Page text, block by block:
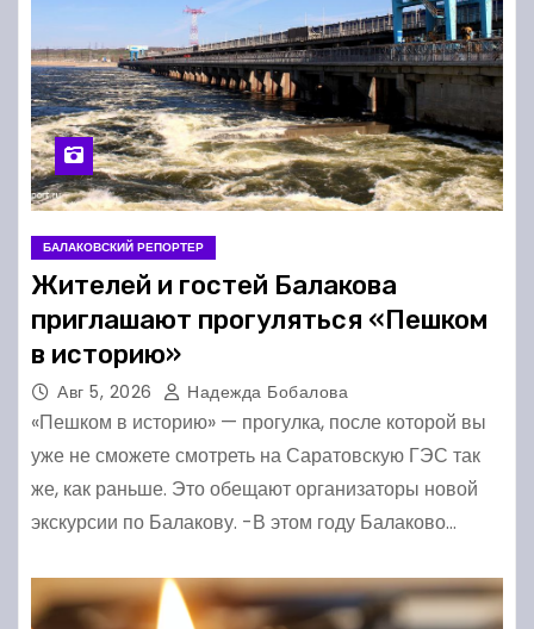
БАЛАКОВСКИЙ РЕПОРТЕР
Жителей и гостей Балакова
приглашают прогуляться «Пешком
в историю»
Авг 5, 2026 Надежда Бобалова
«Пешком в историю» — прогулка, после которой вы
уже не сможете смотреть на Саратовскую ГЭС так
же, как раньше. Это обещают организаторы новой
экскурсии по Балакову. -В этом году Балаково…